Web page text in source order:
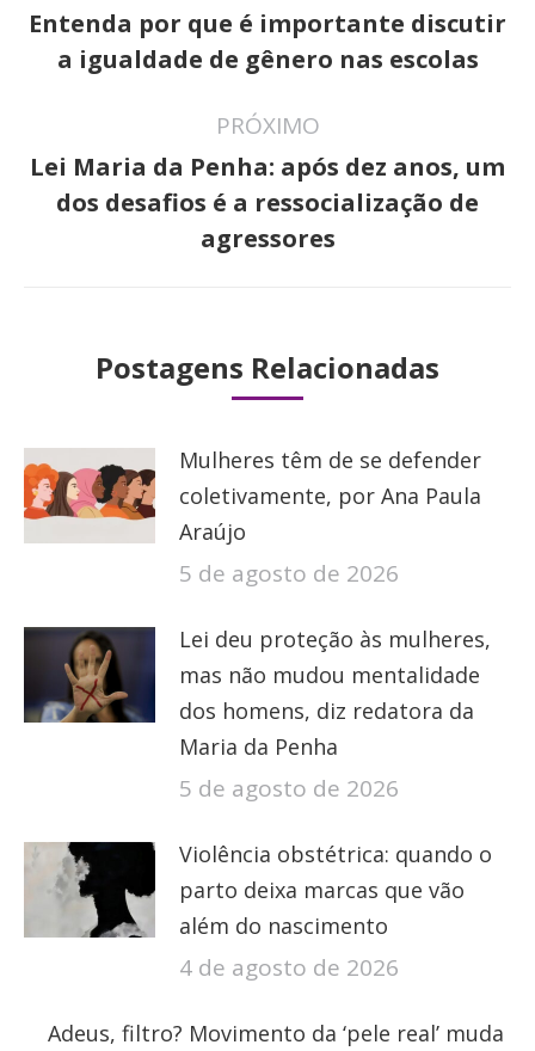
post:
Post
anterior:
Entenda por que é importante discutir
a igualdade de gênero nas escolas
PRÓXIMO
Próximo
post:
Lei Maria da Penha: após dez anos, um
dos desafios é a ressocialização de
agressores
Postagens Relacionadas
Mulheres têm de se defender
coletivamente, por Ana Paula
Araújo
5 de agosto de 2026
Lei deu proteção às mulheres,
mas não mudou mentalidade
dos homens, diz redatora da
Maria da Penha
5 de agosto de 2026
Violência obstétrica: quando o
parto deixa marcas que vão
além do nascimento
4 de agosto de 2026
Adeus, filtro? Movimento da ‘pele real’ muda